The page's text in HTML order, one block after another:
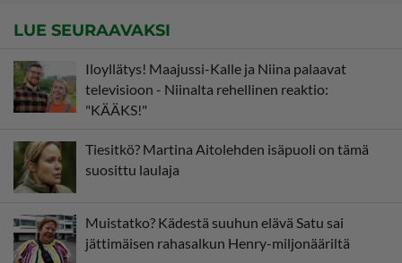
LUE SEURAAVAKSI
Iloyllätys! Maajussi-Kalle ja Niina palaavat
televisioon - Niinalta rehellinen reaktio:
"KÄÄKS!"
Tiesitkö? Martina Aitolehden isäpuoli on tämä
suosittu laulaja
Muistatko? Kädestä suuhun elävä Satu sai
jättimäisen rahasalkun Henry-miljonääriltä